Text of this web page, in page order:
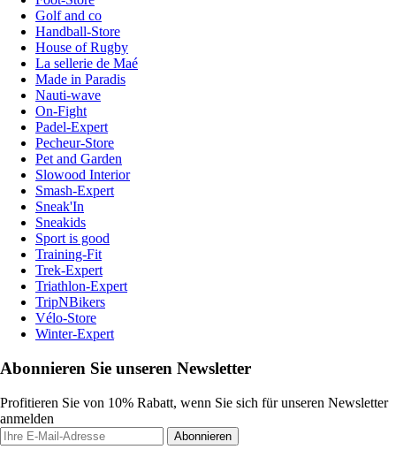
Golf and co
Handball-Store
House of Rugby
La sellerie de Maé
Made in Paradis
Nauti-wave
On-Fight
Padel-Expert
Pecheur-Store
Pet and Garden
Slowood Interior
Smash-Expert
Sneak'In
Sneakids
Sport is good
Training-Fit
Trek-Expert
Triathlon-Expert
TripNBikers
Vélo-Store
Winter-Expert
Abonnieren Sie unseren Newsletter
Profitieren Sie von 10% Rabatt, wenn Sie sich für unseren Newsletter
anmelden
Abonnieren